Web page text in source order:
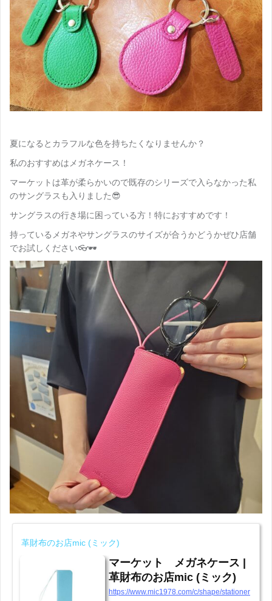
夏になるとカラフルな色を持ちたくなりませんか？
私のおすすめはメガネケース！
マーケットは革が柔らかいので既存のシリーズで入らなかった私
のサングラスも入りました😎
サングラスの行き場に困っている方！特におすすめです！
持っているメガネやサングラスのサイズが合うかどうかぜひ店舗
でお試しください👓🕶
革財布のお店mic (ミック)
マーケット メガネケース |
革財布のお店mic (ミック)
https://www.mic1978.com/c/shape/stationer